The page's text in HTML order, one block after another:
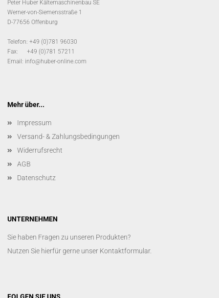
Peter Huber Kältemaschinenbau SE
Werner-von-Siemensstraße 1
D-77656 Offenburg
Telefon: +49 (0)781 96030
Fax: +49 (0)781 57211
Email: info@huber-online.com
Mehr über...
Impressum
Versand- & Zahlungsbedingungen
Widerrufsrecht
AGB
Datenschutz
UNTERNEHMEN
Sie haben Fragen zu unseren Produkten?
Nutzen Sie hierfür gerne unser Kontaktformular.